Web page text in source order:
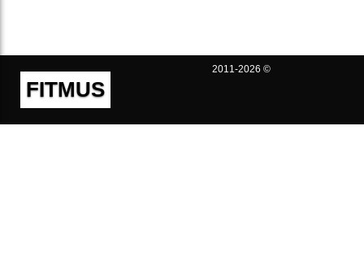
FITMUS
2011-2026 ©